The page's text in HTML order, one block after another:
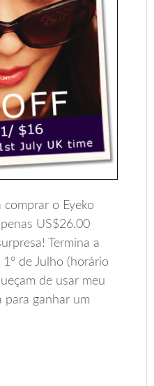
o Eyeko
US$26.00
Termina a
de Julho (horário
de usar meu
para ganhar um